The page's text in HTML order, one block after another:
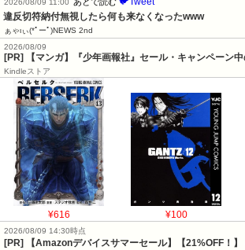
2026/08/09 11:00
違反切符納付無視したら何も来なくなったwww
ぁゃιぃ(*ﾟーﾟ)NEWS 2nd
2026/08/09
[PR] 【マンガ】『少年画報社』セール・キャンペーン
Kindleストア
¥616 ¥100
2026/08/09 14:30時点
[PR] 【Amazonデバイスサマーセール】【21%OFF！